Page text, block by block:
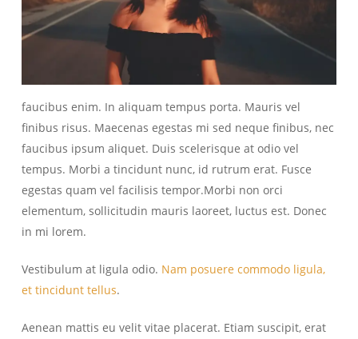
faucibus enim. In aliquam tempus porta. Mauris vel
finibus risus. Maecenas egestas mi sed neque finibus, nec
faucibus ipsum aliquet. Duis scelerisque at odio vel
tempus. Morbi a tincidunt nunc, id rutrum erat. Fusce
egestas quam vel facilisis tempor.Morbi non orci
elementum, sollicitudin mauris laoreet, luctus est. Donec
in mi lorem.
Vestibulum at ligula odio. Nam posuere commodo ligula,
et tincidunt tellus.
Aenean mattis eu velit vitae placerat. Etiam suscipit, erat